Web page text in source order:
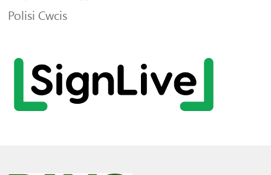
Polisi Cwcis